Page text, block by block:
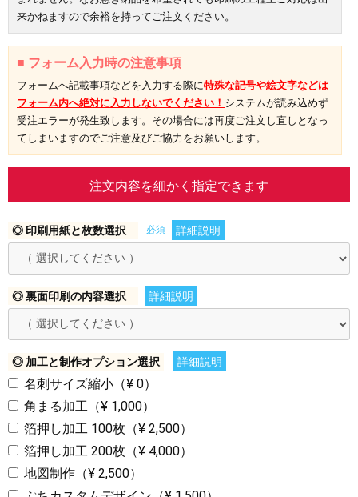
来かねますので余裕を持ってご注文ください。
■ フォーム入力時の注意事項
フォームへ記載事項などを入力する際に特殊な記号や絵文字などは
フォーム内へ絶対に入力しないでください！ システムが読み込めず
受注エラーが発生致します。その場合には再度ご注文し直しとなっ
てしまいますのでご注意及びご協力をお願いします。
注文内容を細かく指定できます
◎ 印刷用紙と枚数選択 必須 詳細説明
◎ 裏面印刷の内容選択 詳細説明
◎ 加工と制作オプション選択 詳細説明
名刺サイズ縮小（¥ 0）
角まる加工（¥ 1,000）
箔押し加工 100枚（¥ 2,500）
箔押し加工 200枚（¥ 4,000）
地図制作（¥ 2,500）